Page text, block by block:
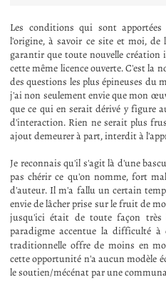
Les conditions qui sont
l'origine, à savoir ce site et moi,
garantir que toute nouvelle création
cette même licence ouverte. C'est la
des questions les plus épineuses du
j'ai non seulement envie que mon
que ce qui en serait dérivé y figure
d'interaction. Rien ne serait plus
ajout demeurer à part, interdit à
Je reconnais qu'il s'agit là d'une
pas chérir ce qu'on nomme, fort
d'auteur. Il m'a fallu un certain
envie de lâcher prise sur le fruit de
jusqu'ici était de toute façon très
paradigme accentue la difficulté
traditionnelle offre de moins en
cette opportunité n'a aucun modèle
le soutien/mécénat par une